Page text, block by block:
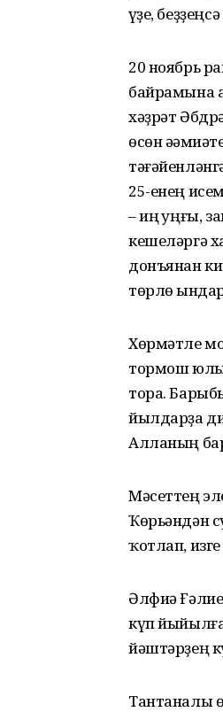
һүҙе,
20 ноябрь
байрамына
хәҙрәт
өсөн
25-енең
– иң һуңғы,
кешеләргә
донъянан
төрлө
Хөрмәтле
тормош
тора.
йылдарҙа
Алланың
Мәсеттең
Ҡөрьәндән
ҡотлап,
Әлфиә
күп
йәштәрҙең
Тантаналы